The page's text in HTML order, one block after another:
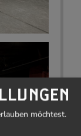
möchtest.